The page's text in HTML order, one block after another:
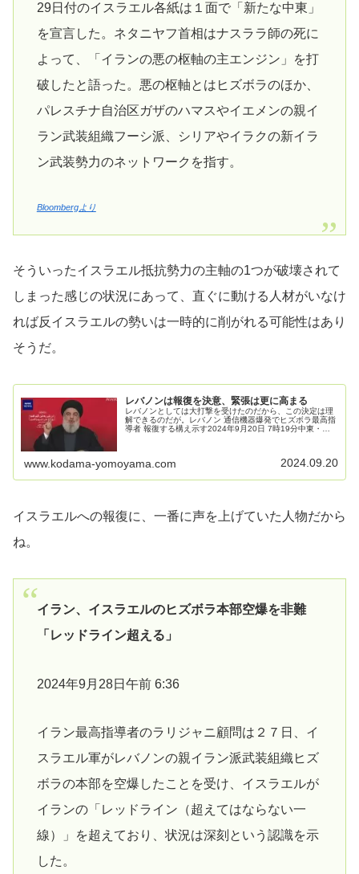
29日付のイスラエル各紙は１面で「新たな中東」
を宣言した。ネタニヤフ首相はナスララ師の死に
よって、「イランの悪の枢軸の主エンジン」を打
破したと語った。悪の枢軸とはヒズボラのほか、
パレスチナ自治区ガザのハマスやイエメンの親イ
ラン武装組織フーシ派、シリアやイラクの新イラ
ン武装勢力のネットワークを指す。
Bloombergより
そういったイスラエル抵抗勢力の主軸の1つが破壊されて
しまった感じの状況にあって、直ぐに動ける人材がいなけ
れば反イスラエルの勢いは一時的に削がれる可能性はあり
そうだ。
レバノンは報復を決意、緊張は更に高まる
レバノンとしては大打撃を受けたのだから、この決定は理
解できるのだが。レバノン 通信機器爆発でヒズボラ最高指
導者 報復する構え示す2024年9月20日 7時19分中東・レ
www.kodama-yomoyama.com 2024.09.20
イスラエルへの報復に、一番に声を上げていた人物だから
ね。
イラン、イスラエルのヒズボラ本部空爆を非難
「レッドライン超える」
2024年9月28日午前 6:36
イラン最高指導者のラリジャニ顧問は２７日、イ
スラエル軍がレバノンの親イラン派武装組織ヒズ
ボラの本部を空爆したことを受け、イスラエルが
イランの「レッドライン（超えてはならない一
線）」を超えており、状況は深刻という認識を示
した。